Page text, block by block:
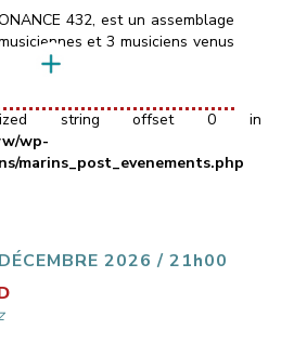
432, est un assemblage
et 3 musiciens venus
et heureux de mettre en
éclectique de titres pop
décennies alternant rythmes
Clash, AC/DC, …) et
(Alannah Myles, Murray
que […]
string offset 0 in
wp-
marins_post_evenements.php
2026 / 21h00